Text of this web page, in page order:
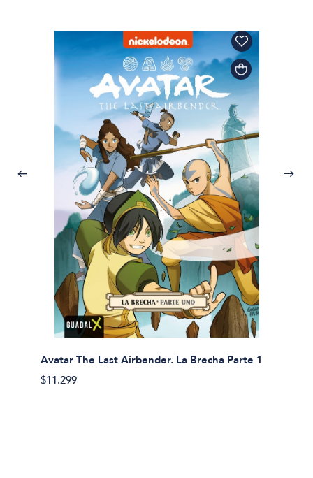
Avatar The Last Airbender. La Brecha Parte 1
$11.299